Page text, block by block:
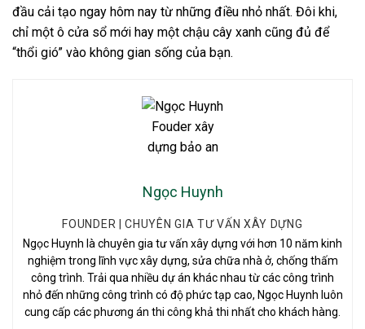
đầu cải tạo ngay hôm nay từ những điều nhỏ nhất. Đôi khi,
chỉ một ô cửa sổ mới hay một chậu cây xanh cũng đủ để
“thổi gió” vào không gian sống của bạn.
Ngọc Huynh
FOUNDER | CHUYÊN GIA TƯ VẤN XÂY DỰNG
Ngọc Huynh là chuyên gia tư vấn xây dựng với hơn 10 năm kinh
nghiệm trong lĩnh vực xây dựng, sửa chữa nhà ở, chống thấm
công trình. Trải qua nhiều dự án khác nhau từ các công trình
nhỏ đến những công trình có độ phức tạp cao, Ngọc Huynh luôn
cung cấp các phương án thi công khả thi nhất cho khách hàng.